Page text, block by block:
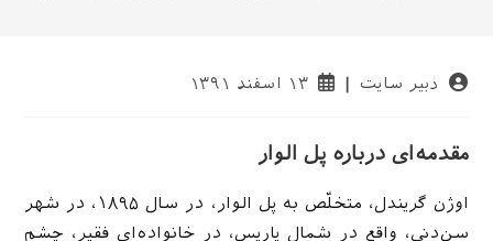
نویسندهٔدبیر سایت
نوشته
است:
۱۳ اسفند ۱۳۹۱
مقدمه‌ای درباره‌ پل الوار
اوژن گریندل، متخلّص به پل الوار، در سال ۱۸۹۵، در شهر
سن‌دنی، واقع در شمال پاریس، در خانواده‌ای فقیر، چشم